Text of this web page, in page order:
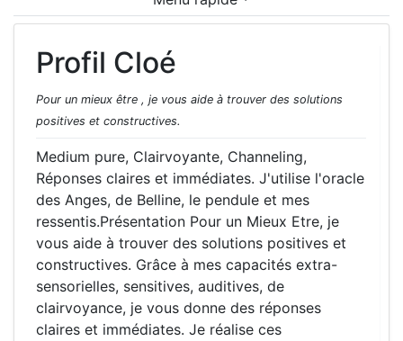
Profil Cloé
Pour un mieux être , je vous aide à trouver des solutions
positives et constructives.
Medium pure, Clairvoyante, Channeling,
Réponses claires et immédiates. J'utilise l'oracle
des Anges, de Belline, le pendule et mes
ressentis.Présentation Pour un Mieux Etre, je
vous aide à trouver des solutions positives et
constructives. Grâce à mes capacités extra-
sensorielles, sensitives, auditives, de
clairvoyance, je vous donne des réponses
claires et immédiates. Je réalise ces